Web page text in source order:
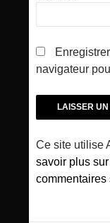
navigateur
Ce site utilise
savoir plus
commentaires